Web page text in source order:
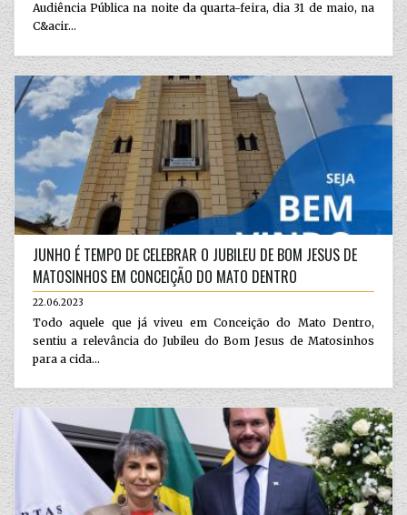
Audiência Pública na noite da quarta-feira, dia 31 de maio, na
C&acir...
JUNHO É TEMPO DE CELEBRAR O JUBILEU DE BOM JESUS DE
MATOSINHOS EM CONCEIÇÃO DO MATO DENTRO
22.06.2023
Todo aquele que já viveu em Conceição do Mato Dentro,
sentiu a relevância do Jubileu do Bom Jesus de Matosinhos
para a cida...